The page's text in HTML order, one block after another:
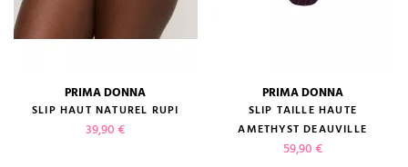
PRIMA DONNA
SLIP HAUT NATUREL RUPI
Prix
39,90 €
PRIMA DONNA
SLIP TAILLE HAUTE
AMETHYST DEAUVILLE
Prix
59,90 €